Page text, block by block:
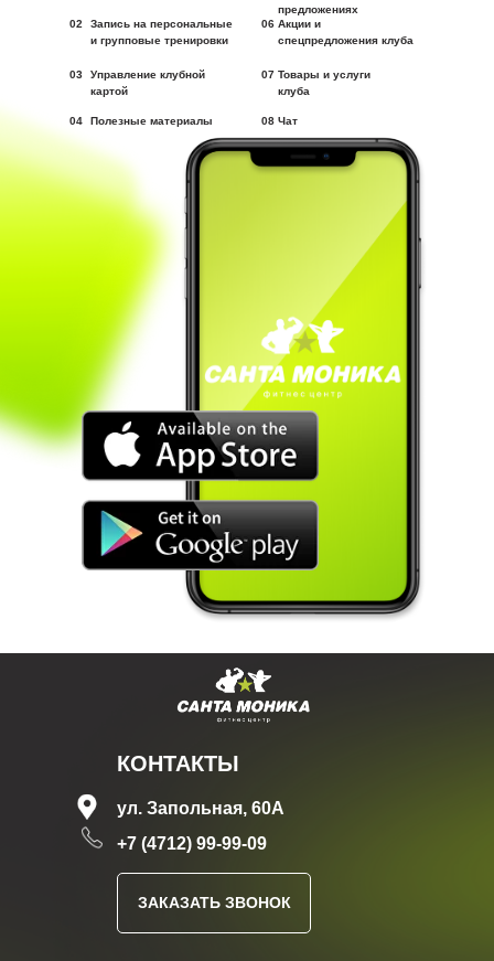
предложениях
Управление клубной
картой
Запись на персональные
и групповые тренировки
Акции и
спецпредложения клуба
Полезные материалы
Товары и услуги
клуба
Чат
02
03
04
06
07
08
LET'S GO!
LET'S GO!
КОНТАКТЫ
ул. Запольная, 60А
+7 (4712) 99-99-09
ЗАКАЗАТЬ ЗВОНОК